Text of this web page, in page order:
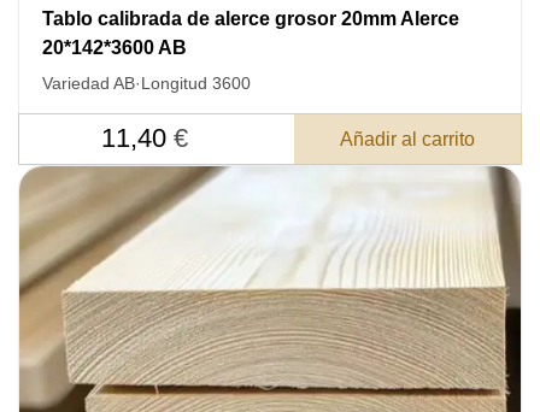
Tablo calibrada de alerce grosor 20mm Alerce
20*142*3600 AB
Variedad AB·Longitud 3600
11,40 € Añadir al carrito
DATOS PARA REVERTIR
COMUNICACIONES A PEDIDO
Nombre
Costo unitario:
Su pedido:
Cantidad:350ud